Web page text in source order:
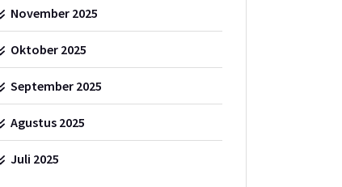
November 2025
Oktober 2025
September 2025
Agustus 2025
Juli 2025